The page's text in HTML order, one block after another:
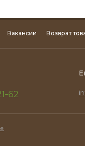
Вакансии Возврат
62